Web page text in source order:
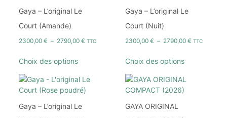
Gaya – L’original Le
Court (Amande)
2300,00€ – 2790,00€ TTC
Choix des options
Gaya – L’original Le
Court (Nuit)
2300,00€ – 2790,00€ TTC
Choix des options
Gaya – L’original Le
GAYA ORIGINAL